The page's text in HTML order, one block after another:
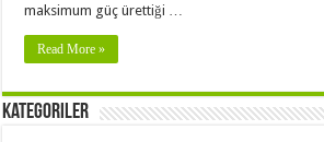
maksimum güç ürettiği …
Read More »
Kategoriler